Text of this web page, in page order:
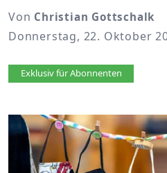
Von Christian Gottschalk
Donnerstag, 22. Oktober
Artikel vorlesen
Exklusiv für Abonnenten